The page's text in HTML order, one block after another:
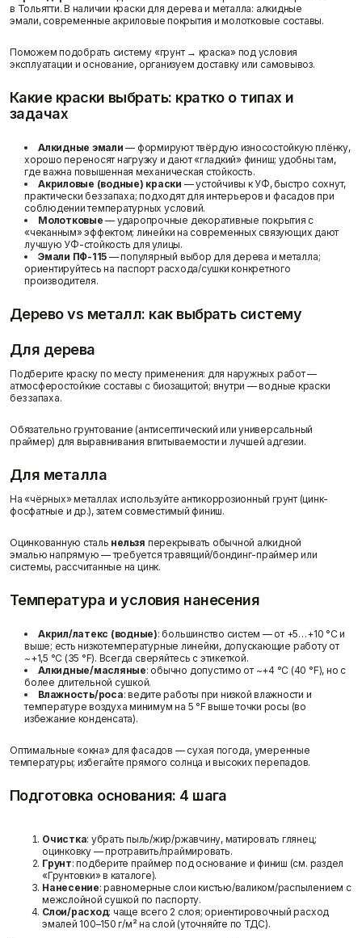
Клей
Клей для блоков
Клей для напольных
Показать больше
Краски
Добавки для красок
Показать больше
Крепеж
Дюбеля, Анкера
Крепления профиля
Саморезы
Показать больше
Наливные полы
Топпинг (промышленный
пол)
Пены/герметики
Герметик
Монтажные пены
Пленки/Мембраны
Пароизоляционные
Пленка ПВД техническая
Показать больше
Плита потолочная
Показать больше
Акустические Ленты
Маячковый профиль
Показать больше
Расходные
материалы
Мешки
Скотчи/Ленты
Показать больше
Сетки/Стеклообои
Малярные ленты
Показать больше
Теплоизоляция
Минеральная вата
Пенопласт
Пенополистирол
Показать больше
Цементные
растворы
Цпс
Показать больше
Скидки и акции
Поиск по брендам
О компании
Вопрос-ответ
Статьи
Контакты
в Тольятти. В наличии краски для дерева и металла: алкидные
эмали, современные акриловые покрытия и молотковые составы.
Поможем подобрать систему «грунт → краска» под условия
эксплуатации и основание, организуем доставку или самовывоз.
Какие краски выбрать: кратко о типах и
задачах
Алкидные эмали — формируют твёрдую износостойкую плёнку,
хорошо переносят нагрузку и дают «гладкий» финиш; удобны там,
где важна повышенная механическая стойкость.
Акриловые (водные) краски — устойчивы к УФ, быстро сохнут,
практически без запаха; подходят для интерьеров и фасадов при
соблюдении температурных условий.
Молотковые — ударопрочные декоративные покрытия с
«чеканным» эффектом; линейки на современных связующих дают
лучшую УФ-стойкость для улицы.
Эмали ПФ-115 — популярный выбор для дерева и металла;
ориентируйтесь на паспорт расхода/сушки конкретного
производителя.
Дерево vs металл: как выбрать систему
Для дерева
Подберите краску по месту применения: для наружных работ —
атмосферостойкие составы с биозащитой; внутри — водные краски
без запаха.
Обязательно грунтование (антисептический или универсальный
праймер) для выравнивания впитываемости и лучшей адгезии.
Для металла
На «чёрных» металлах используйте антикоррозионный грунт (цинк-
фосфатные и др.), затем совместимый финиш.
Оцинкованную сталь нельзя перекрывать обычной алкидной
эмалью напрямую — требуется травящий/бондинг-праймер или
системы, рассчитанные на цинк.
Температура и условия нанесения
Акрил/латекс (водные): большинство систем — от +5…+10 °C и
выше; есть низкотемпературные линейки, допускающие работу от
~+1,5 °C (35 °F). Всегда сверяйтесь с этикеткой.
Алкидные/масляные: обычно допустимо от ~+4 °C (40 °F), но с
более длительной сушкой.
Влажность/роса: ведите работы при низкой влажности и
температуре воздуха минимум на 5 °F выше точки росы (во
избежание конденсата).
Оптимальные «окна» для фасадов — сухая погода, умеренные
температуры; избегайте прямого солнца и высоких перепадов.
Подготовка основания: 4 шага
Очистка: убрать пыль/жир/ржавчину, матировать глянец;
оцинковку — протравить/праймировать.
Грунт: подберите праймер под основание и финиш (см. раздел
«Грунтовки» в каталоге).
Нанесение: равномерные слои кистью/валиком/распылением с
межслойной сушкой по паспорту.
Слои/расход: чаще всего 2 слоя; ориентировочный расход
эмалей 100–150 г/м² на слой (уточняйте по ТДС).